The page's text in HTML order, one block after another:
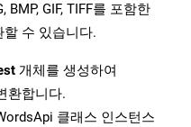
BMP, GIF, TIFF를 포함한
수 있습니다.
개체를 생성하여
환합니다.
클래스 인스턴스